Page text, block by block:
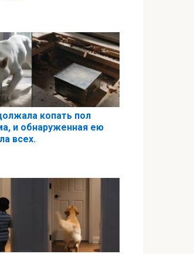
копать пол
и обнаруженная ею
всех.